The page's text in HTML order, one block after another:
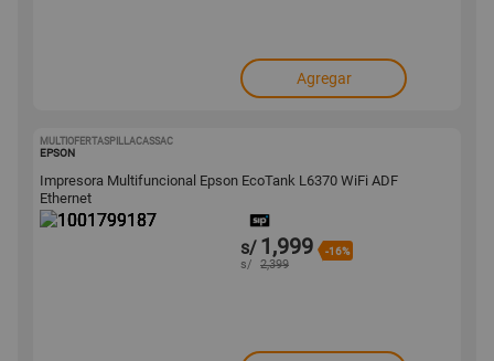
Agregar
MULTIOFERTASPILLACASSAC
EPSON
Impresora Multifuncional Epson EcoTank L6370 WiFi ADF
Ethernet
s/ 1,999 -16%
s/ 2,399